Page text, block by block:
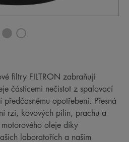
filtry FILTRON zabraňují
částicemi nečistot z spalovací
opotřebení. Přesná
rzi, kovových pilin, prachu a
oleje díky
laboratořích a našim